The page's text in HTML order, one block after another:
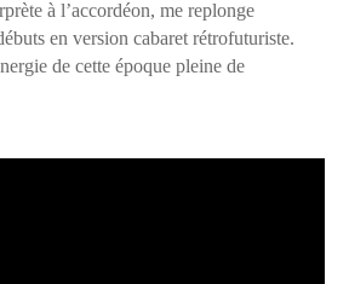
à l’accordéon, me replonge
en version cabaret rétrofuturiste.
de cette époque pleine de